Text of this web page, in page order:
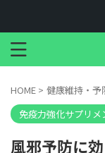
HOME > 健康維持・予
免疫力強化サプリメ
風邪予防に